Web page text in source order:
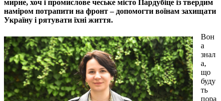
мирне, хоч і промислове чеське місто Пардубіце із твердим
наміром потрапити на фронт – допомогти воїнам захищати
Україну і рятувати їхні життя.
Вон
а
знал
а,
що
буду
ть
пора